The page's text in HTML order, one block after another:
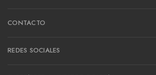
CONTACTO
REDES SOCIALES